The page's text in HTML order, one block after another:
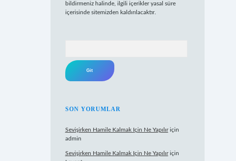
bildirmeniz halinde, ilgili içerikler yasal süre
içerisinde sitemizden kaldırılacaktır.
SON YORUMLAR
Sevişirken Hamile Kalmak Için Ne Yapılıriçin
admin
Sevişirken Hamile Kalmak Için Ne Yapılıriçin